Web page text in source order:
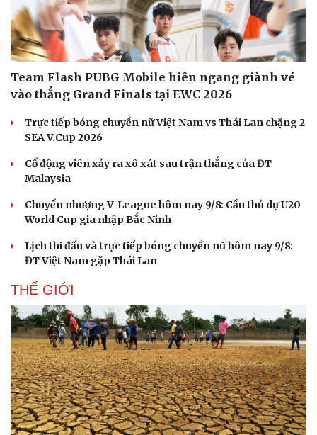
Team Flash PUBG Mobile hiên ngang giành vé
vào thẳng Grand Finals tại EWC 2026
Trực tiếp bóng chuyền nữ Việt Nam vs Thái Lan chặng 2
SEA V.Cup 2026
Cổ động viên xảy ra xô xát sau trận thắng của ĐT
Malaysia
Chuyển nhượng V-League hôm nay 9/8: Cầu thủ dự U20
World Cup gia nhập Bắc Ninh
Lịch thi đấu và trực tiếp bóng chuyền nữ hôm nay 9/8:
ĐT Việt Nam gặp Thái Lan
THẾ GIỚI